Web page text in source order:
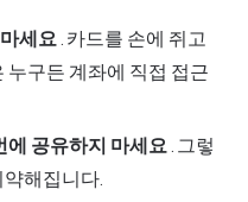
세요. 카드를 손에 쥐고
누구든 계좌에 직접 접근
에 공유하지 마세요. 그렇
해집니다.